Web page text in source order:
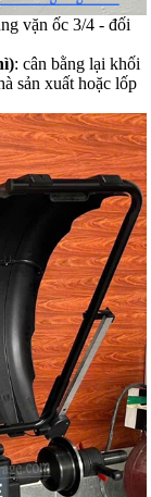
vặn ốc 3/4 - đối
: cân bằng lại khối
sản xuất hoặc lốp